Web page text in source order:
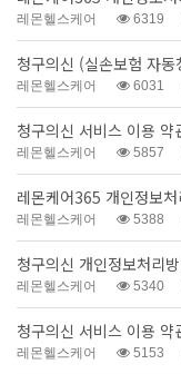
레몬헬스케어 6319
청구의신 (실손보험 자
레몬헬스케어 6031
청구의신 서비스 이용
레몬헬스케어 5857
레몬케어365 개인정보
레몬헬스케어 5388
청구의신 개인정보처리
레몬헬스케어 5340
청구의신 서비스 이용
레몬헬스케어 5153